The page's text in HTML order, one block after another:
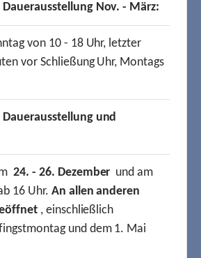
Nov. - März:
von 10 - 18 Uhr, letzter
vor Schließung Uhr, Montags
und
24. - 26. Dezember und am
16 Uhr. An allen anderen
, einschließlich
und dem 1. Mai